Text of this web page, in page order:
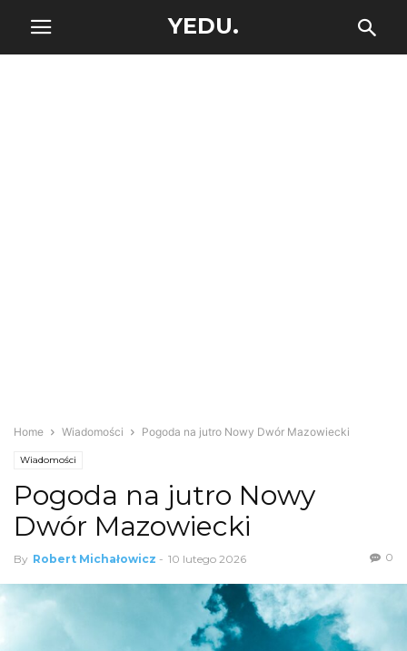
YEDU.
Home Wiadomości Pogoda na jutro Nowy Dwór Mazowiecki
Wiadomości
Pogoda na jutro Nowy
Dwór Mazowiecki
By Robert Michałowicz - 10 lutego 2026 0